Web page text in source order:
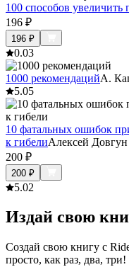
100 способов увеличить
196 ₽
196 ₽
0.03
1000 рекомендацийА.
5.05
10 фатальных ошибок
к гибелиАлексей Довгун
200 ₽
200 ₽
5.02
Издай свою
Создай свою книгу с
просто, как раз, два, три!